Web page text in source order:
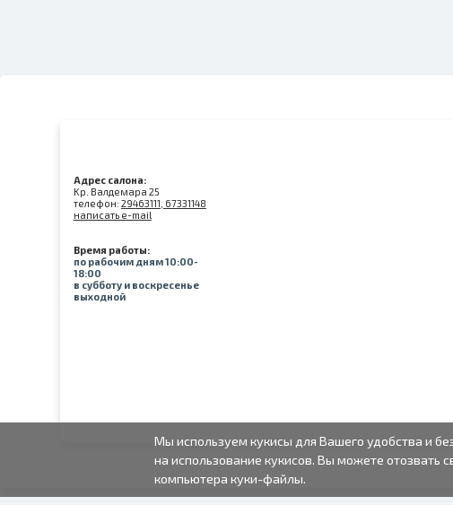
Адрес салона:
Kр. Валдемара 25
телефон: 29463111, 67331148
написать e-mail
Время работы:
по рабочим дням 10:00-
18:00
в субботу и воскресенье
выходной
Мы используем кукисы для Вашего удобства и
на использование кукисов. Вы можете отозвать
компьютера куки-файлы.